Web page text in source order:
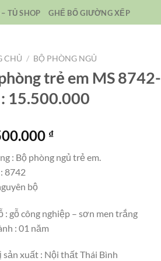
TỦ SHOP GHẾ BỐ GIƯỜNG XẾP
CHỦ / BỘ PHÒNG NGỦ
trẻ em MS 8742-
15.500.000
₫
: Bộ phòng ngủ trẻ em.
8742
bộ
: gỗ công nghiệp – sơn men trắng
: 01 năm
xuất : Nội thất Thái Bình